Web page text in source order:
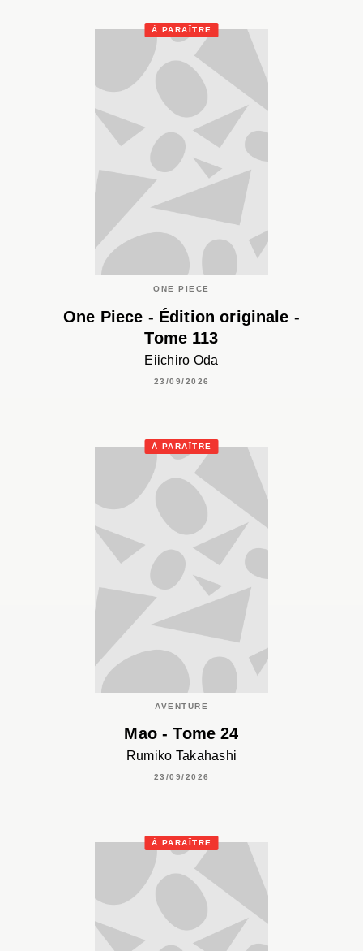
À PARAÎTRE
ONE PIECE
One Piece - Édition originale -
Tome 113
Eiichiro Oda
23/09/2026
À PARAÎTRE
AVENTURE
Mao - Tome 24
Rumiko Takahashi
23/09/2026
À PARAÎTRE